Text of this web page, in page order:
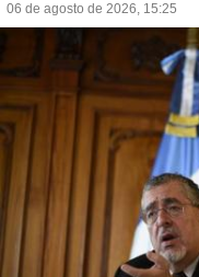
06 de agosto de 2026, 15:25